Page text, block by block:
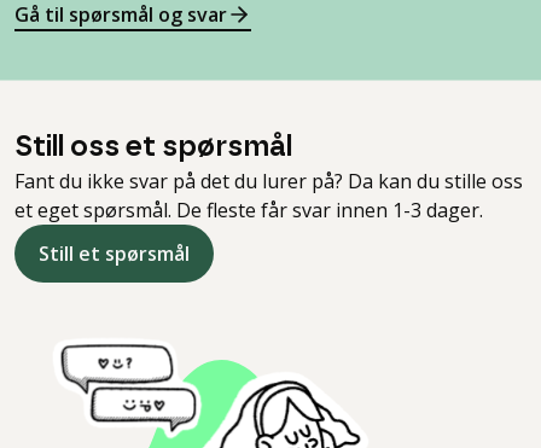
Gå til spørsmål og svar
Still oss et spørsmål
Fant du ikke svar på det du lurer på? Da kan du stille oss
et eget spørsmål. De fleste får svar innen 1-3 dager.
Still et spørsmål